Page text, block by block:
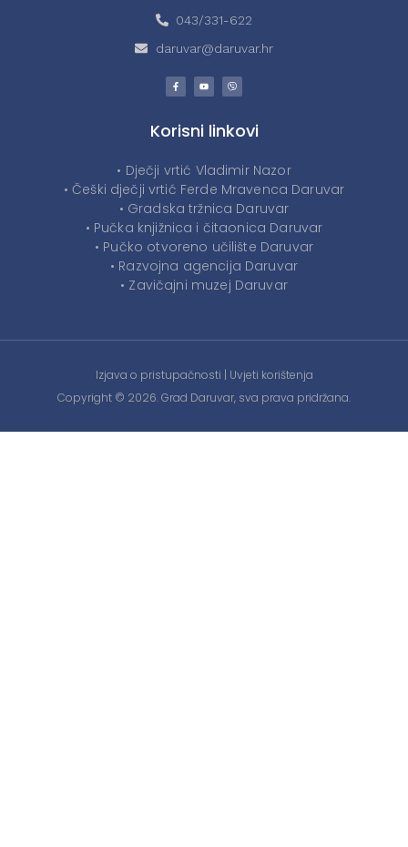
043/331-622
daruvar@daruvar.hr
Korisni linkovi
• Dječji vrtić Vladimir Nazor
• Češki dječji vrtić Ferde Mravenca Daruvar
• Gradska tržnica Daruvar
• Pučka knjižnica i čitaonica Daruvar
• Pučko otvoreno učilište Daruvar
• Razvojna agencija Daruvar
• Zavičajni muzej Daruvar
Izjava o pristupačnosti | Uvjeti korištenja
Copyright © 2026. Grad Daruvar, sva prava pridržana.